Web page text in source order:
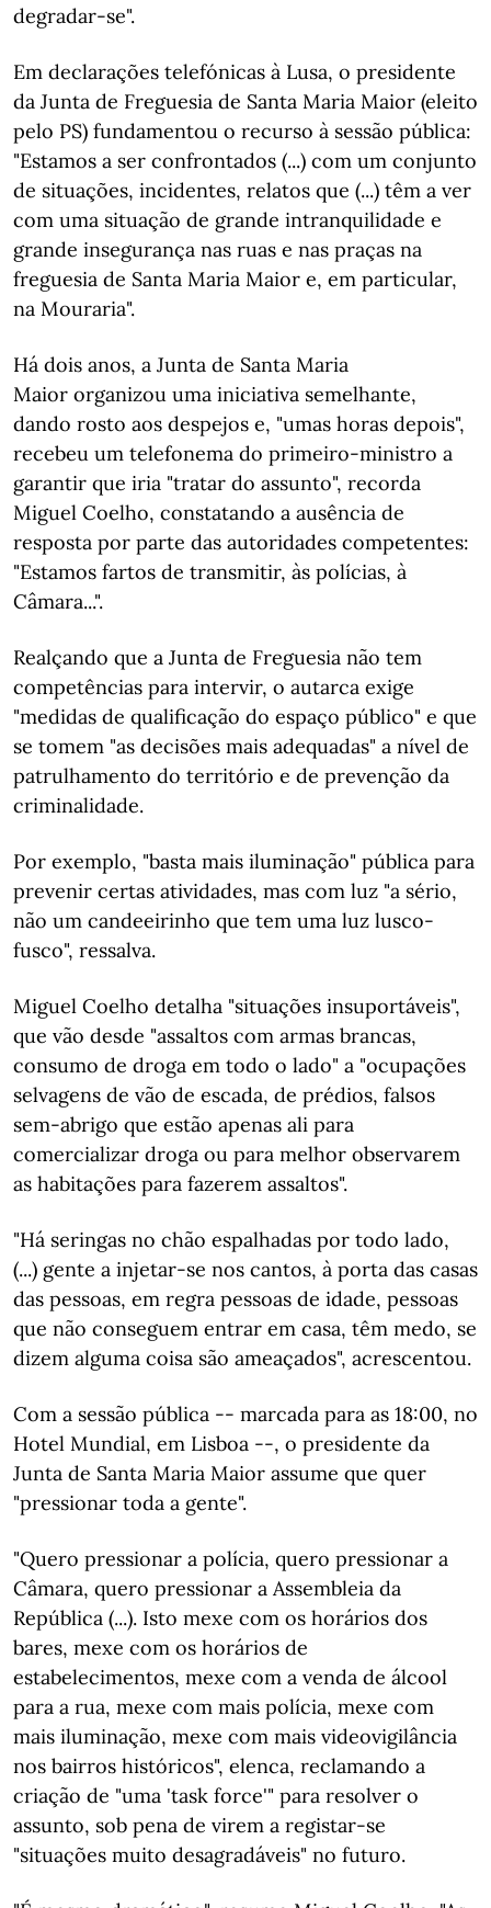
degradar-se".
Em declarações telefónicas à Lusa, o presidente
da Junta de Freguesia de Santa Maria Maior (eleito
pelo PS) fundamentou o recurso à sessão pública:
"Estamos a ser confrontados (...) com um conjunto
de situações, incidentes, relatos que (...) têm a ver
com uma situação de grande intranquilidade e
grande insegurança nas ruas e nas praças na
freguesia de Santa Maria Maior e, em particular,
na Mouraria".
Há dois anos, a Junta de Santa Maria
Maior organizou uma iniciativa semelhante,
dando rosto aos despejos e, "umas horas depois",
recebeu um telefonema do primeiro-ministro a
garantir que iria "tratar do assunto", recorda
Miguel Coelho, constatando a ausência de
resposta por parte das autoridades competentes:
"Estamos fartos de transmitir, às polícias, à
Câmara...".
Realçando que a Junta de Freguesia não tem
competências para intervir, o autarca exige
"medidas de qualificação do espaço público" e que
se tomem "as decisões mais adequadas" a nível de
patrulhamento do território e de prevenção da
criminalidade.
Por exemplo, "basta mais iluminação" pública para
prevenir certas atividades, mas com luz "a sério,
não um candeeirinho que tem uma luz lusco-
fusco", ressalva.
Miguel Coelho detalha "situações insuportáveis",
que vão desde "assaltos com armas brancas,
consumo de droga em todo o lado" a "ocupações
selvagens de vão de escada, de prédios, falsos
sem-abrigo que estão apenas ali para
comercializar droga ou para melhor observarem
as habitações para fazerem assaltos".
"Há seringas no chão espalhadas por todo lado,
(...) gente a injetar-se nos cantos, à porta das casas
das pessoas, em regra pessoas de idade, pessoas
que não conseguem entrar em casa, têm medo, se
dizem alguma coisa são ameaçados", acrescentou.
Com a sessão pública -- marcada para as 18:00, no
Hotel Mundial, em Lisboa --, o presidente da
Junta de Santa Maria Maior assume que quer
"pressionar toda a gente".
"Quero pressionar a polícia, quero pressionar a
Câmara, quero pressionar a Assembleia da
República (...). Isto mexe com os horários dos
bares, mexe com os horários de
estabelecimentos, mexe com a venda de álcool
para a rua, mexe com mais polícia, mexe com
mais iluminação, mexe com mais videovigilância
nos bairros históricos", elenca, reclamando a
criação de "uma 'task force'" para resolver o
assunto, sob pena de virem a registar-se
"situações muito desagradáveis" no futuro.